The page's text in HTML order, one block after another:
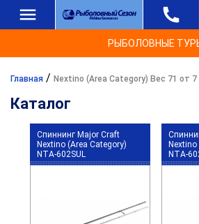
РЫБОЛОВНЫЕ
Главная / Nextino (Area Category) Вес 71 от 7
Каталог
Спиннинг Major Craft
Nextino (Area Category)
NTA-602SUL
NTA-